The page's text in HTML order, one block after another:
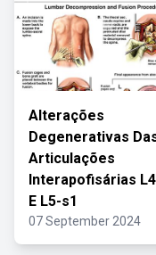
Alterações
Degenerativas
Articulações
Interapofisárias
E L5-s1
07 September 2024